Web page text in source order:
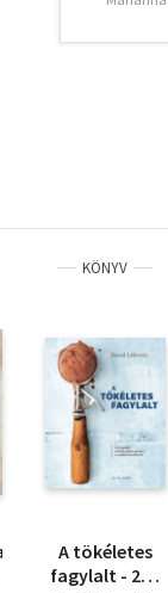
KÖNYV
A tökéletes
fagylalt - 200